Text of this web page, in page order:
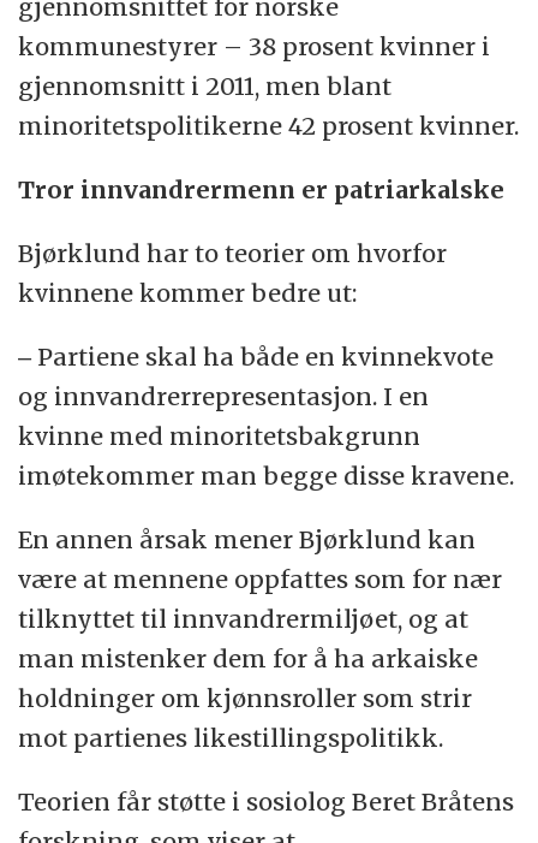
gjennomsnittet for norske
kommunestyrer – 38 prosent kvinner i
gjennomsnitt i 2011, men blant
minoritetspolitikerne 42 prosent kvinner.
Tror innvandrermenn er patriarkalske
Bjørklund har to teorier om hvorfor
kvinnene kommer bedre ut:
‒ Partiene skal ha både en kvinnekvote
og innvandrerrepresentasjon. I en
kvinne med minoritetsbakgrunn
imøtekommer man begge disse kravene.
En annen årsak mener Bjørklund kan
være at mennene oppfattes som for nær
tilknyttet til innvandrermiljøet, og at
man mistenker dem for å ha arkaiske
holdninger om kjønnsroller som strir
mot partienes likestillingspolitikk.
Teorien får støtte i sosiolog Beret Bråtens